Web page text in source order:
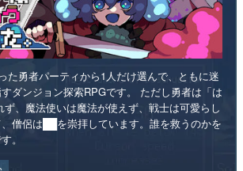
た勇者パーティから1人だけ選んで、ともに迷
ダンジョン探索RPGです。 ただし勇者は「は
ず、魔法使いは魔法が使えず、戦士は可愛らし
僧侶は██を崇拝しています。誰を救うのかを
。